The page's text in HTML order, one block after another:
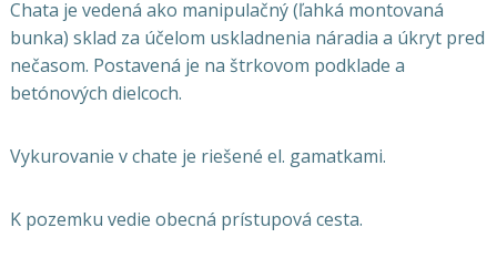
Chata je vedená ako manipulačný (ľahká montovaná
bunka) sklad za účelom uskladnenia náradia a úkryt pred
nečasom. Postavená je na štrkovom podklade a
betónových dielcoch.
Vykurovanie v chate je riešené el. gamatkami.
K pozemku vedie obecná prístupová cesta.